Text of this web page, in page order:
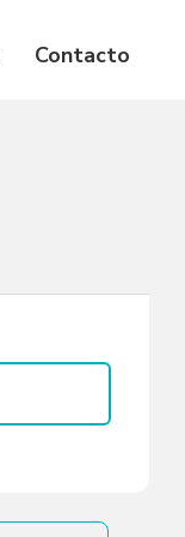
Contacto